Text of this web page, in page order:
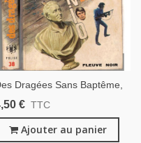
Dragées Sans Baptême,
Antonio, 1972 - Frédéric
Police, Roman Policier,
€ TTC
Ajouter au panier